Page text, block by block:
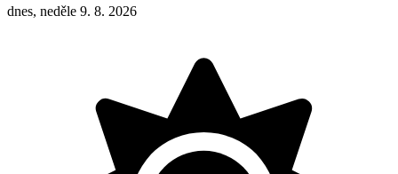
dnes, neděle 9. 8. 2026